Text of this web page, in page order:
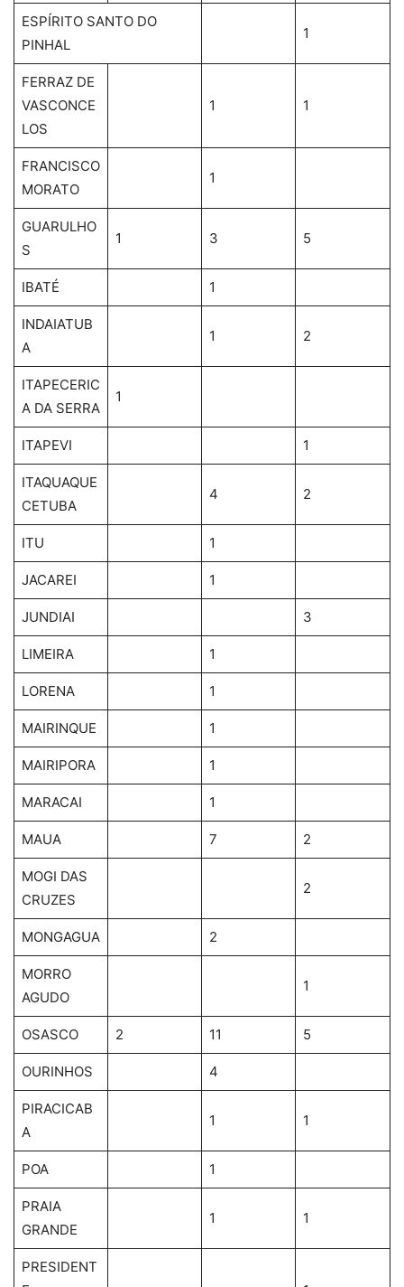
ESPÍRITO SANTO DO
PINHAL
1
FERRAZ DE
VASCONCE
LOS
1 1
FRANCISCO
MORATO
1
GUARULHO
S
1 3 5
IBATÉ 1
INDAIATUB
A
1 2
ITAPECERIC
A DA SERRA
1
ITAPEVI 1
ITAQUAQUE
CETUBA
4 2
ITU 1
JACAREI 1
JUNDIAI 3
LIMEIRA 1
LORENA 1
MAIRINQUE 1
MAIRIPORA 1
MARACAI 1
MAUA 7 2
MOGI DAS
CRUZES
2
MONGAGUA 2
MORRO
AGUDO
1
OSASCO 2 11 5
OURINHOS 4
PIRACICAB
A
1 1
POA 1
PRAIA
GRANDE
1 1
PRESIDENT